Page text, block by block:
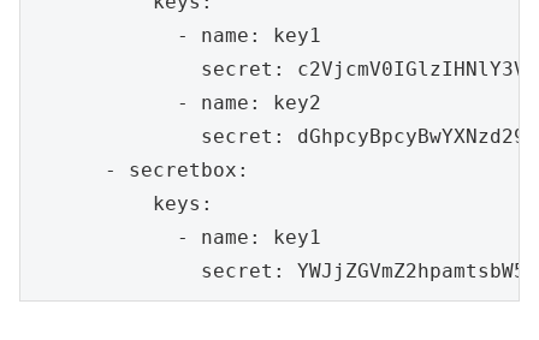
            - name: key1
secret:
            - name: key2
secret:
      - secretbox:
          keys:
            - name: key1
secret: